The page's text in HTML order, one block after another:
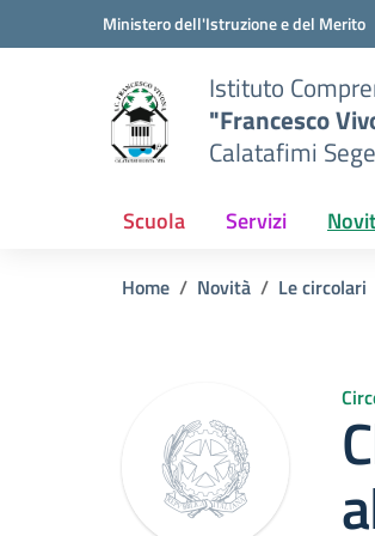
Vai ai contenuti
Vai al menu di navigazioneMinistero dell'Istruzione e del Merito
Istituto
"Francesco
Calatafimi
Scuola Servizi
Home Novità Le circolari